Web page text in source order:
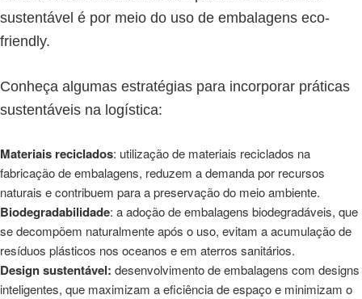
sustentável é por meio do uso de embalagens eco-
friendly.
Conheça algumas estratégias para incorporar práticas
sustentáveis na logística:
Materiais reciclados: utilização de materiais reciclados na
fabricação de embalagens, reduzem a demanda por recursos
naturais e contribuem para a preservação do meio ambiente.
Biodegradabilidade: a adoção de embalagens biodegradáveis, que
se decompõem naturalmente após o uso, evitam a acumulação de
resíduos plásticos nos oceanos e em aterros sanitários.
Design sustentável: desenvolvimento de embalagens com designs
inteligentes, que maximizam a eficiência de espaço e minimizam o